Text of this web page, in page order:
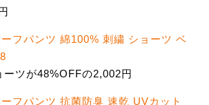
フパンツ 綿100% 刺繍 ショーツ ベ
ツが48%OFFの2,002円
フパンツ 抗菌防臭 速乾 UVカット